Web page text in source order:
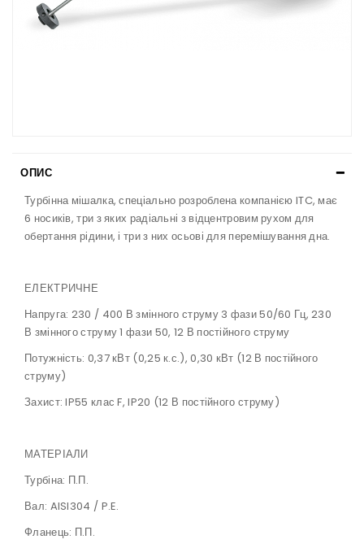
ОПИС
Турбінна мішалка, спеціально розроблена компанією ITC, має
6 носиків, три з яких радіальні з відцентровим рухом для
обертання рідини, і три з них осьові для перемішування дна.
ЕЛЕКТРИЧНЕ
Напруга: 230 / 400 В змінного струму 3 фази 50/60 Гц, 230
В змінного струму 1 фази 50, 12 В постійного струму
Потужність: 0,37 кВт (0,25 к.с.), 0,30 кВт (12 В постійного
струму)
Захист: IP55 клас F, IP20 (12 В постійного струму)
МАТЕРІАЛИ
Турбіна: П.П.
Вал: AISI304 / P.E.
Фланець: П.П.